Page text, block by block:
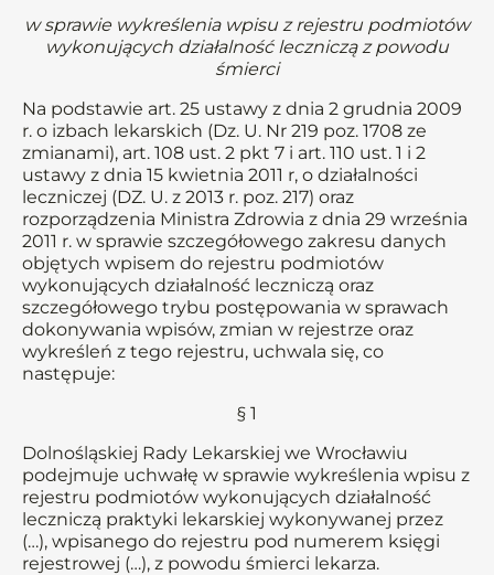
w sprawie wykreślenia wpisu z rejestru podmiotów
wykonujących działalność leczniczą z powodu
śmierci
Na podstawie art. 25 ustawy z dnia 2 grudnia 2009
r. o izbach lekarskich (Dz. U. Nr 219 poz. 1708 ze
zmianami), art. 108 ust. 2 pkt 7 i art. 110 ust. 1 i 2
ustawy z dnia 15 kwietnia 2011 r, o działalności
leczniczej (DZ. U. z 2013 r. poz. 217) oraz
rozporządzenia Ministra Zdrowia z dnia 29 września
2011 r. w sprawie szczegółowego zakresu danych
objętych wpisem do rejestru podmiotów
wykonujących działalność leczniczą oraz
szczegółowego trybu postępowania w sprawach
dokonywania wpisów, zmian w rejestrze oraz
wykreśleń z tego rejestru, uchwala się, co
następuje:
§ 1
Dolnośląskiej Rady Lekarskiej we Wrocławiu
podejmuje uchwałę w sprawie wykreślenia wpisu z
rejestru podmiotów wykonujących działalność
leczniczą praktyki lekarskiej wykonywanej przez
(…), wpisanego do rejestru pod numerem księgi
rejestrowej (…), z powodu śmierci lekarza.